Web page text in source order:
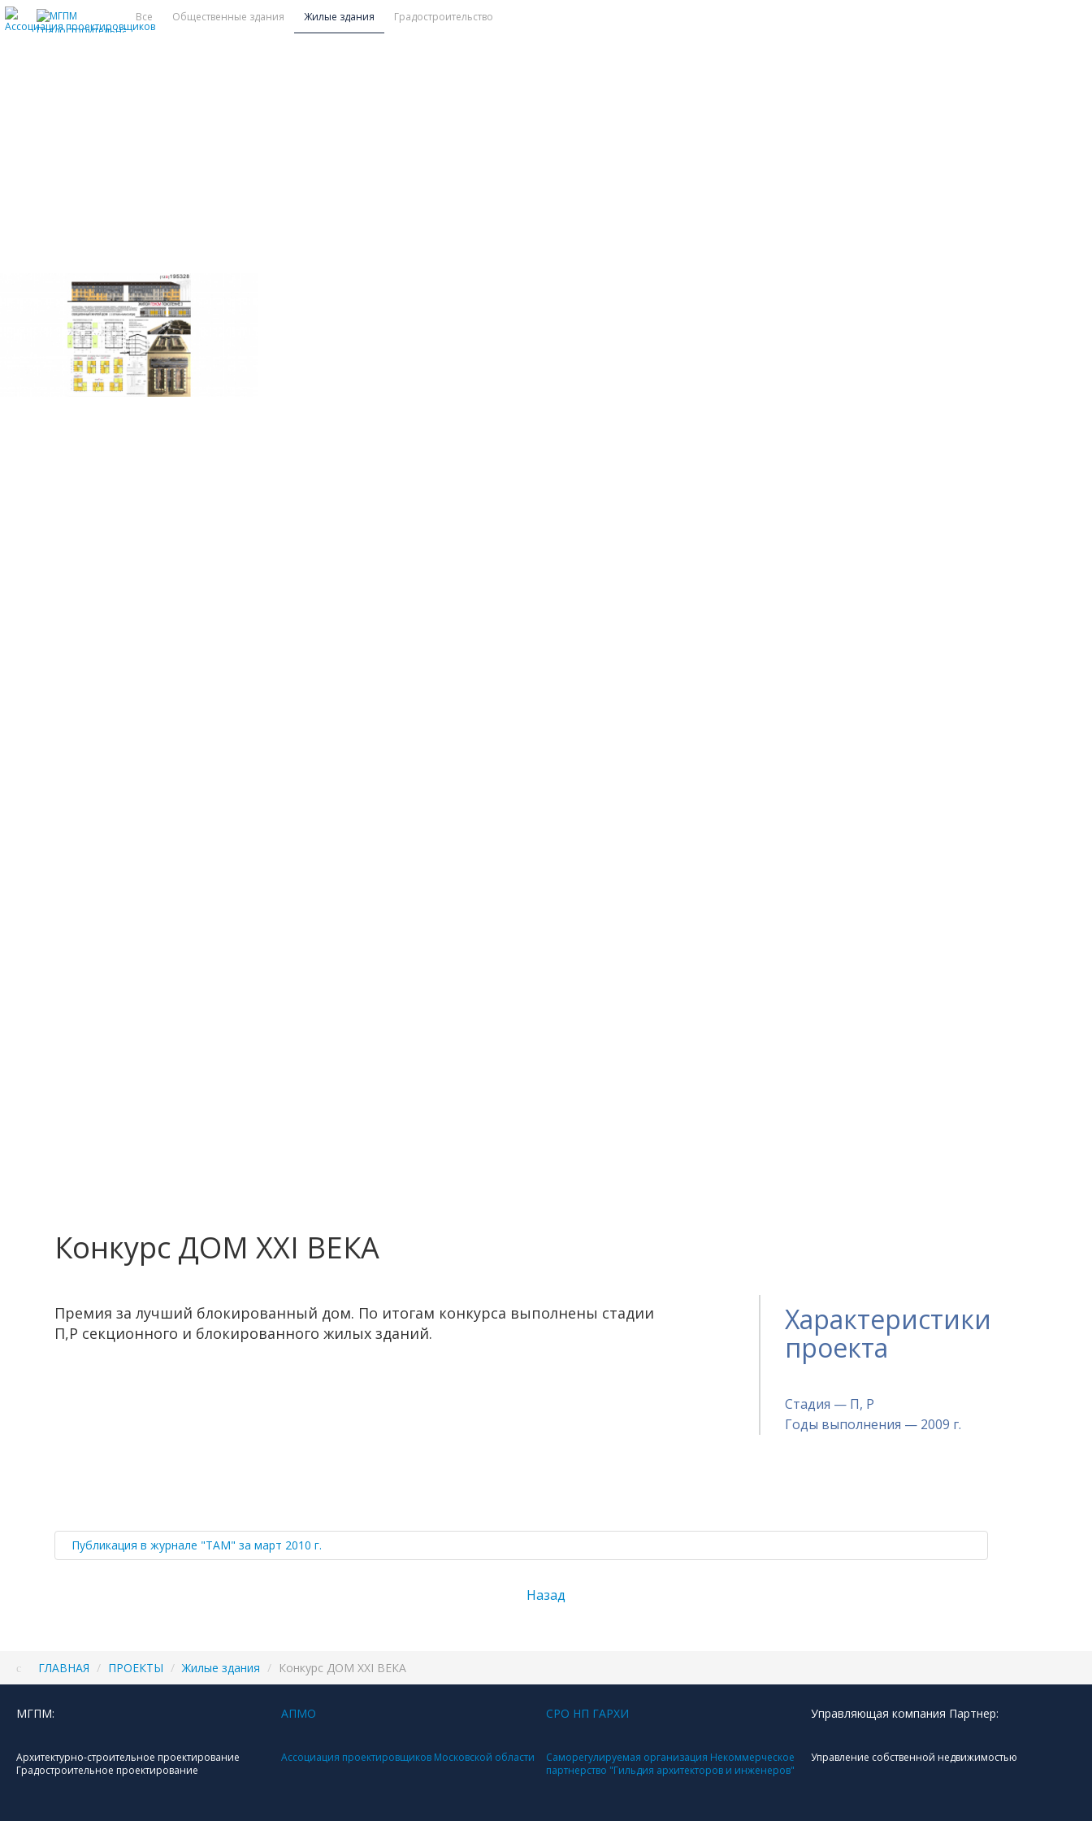
Все Общественные здания Жилые здания Градостроительство
Конкурс ДОМ XXI ВЕКА
Премия за лучший блокированный дом. По итогам конкурса выполнены стадии
П,Р секционного и блокированного жилых зданий.
Характеристики
проекта
Стадия — П, Р
Годы выполнения — 2009 г.
Публикация в журнале "ТАМ" за март 2010 г.
Назад
ГЛАВНАЯ / ПРОЕКТЫ / Жилые здания / Конкурс ДОМ XXI ВЕКА
МГПМ:
Архитектурно-строительное проектирование
Градостроительное проектирование
АПМО
Ассоциация проектировщиков Московской области
СРО НП ГАРХИ
Саморегулируемая организация Некоммерческое
партнерство "Гильдия архитекторов и инженеров"
Управляющая компания Партнер:
Управление собственной недвижимостью